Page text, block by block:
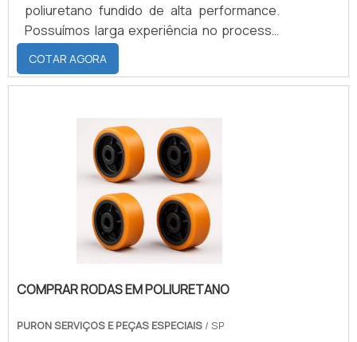
poliuretano fundido de alta performance.
Possuímos larga experiência no processo
e já possuímos ferramental para os mais
diversos tipos de rolamentos.
COTAR AGORA
COMPRAR RODAS EM POLIURETANO
PURON SERVIÇOS E PEÇAS ESPECIAIS / SP